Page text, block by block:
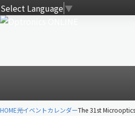
Select Language▼
HOME光イベントカレンダーThe 31st